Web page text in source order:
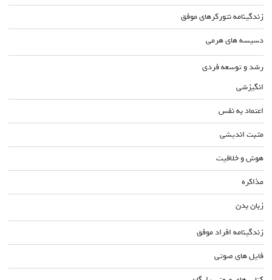
زندگینامه نتورکرهای موفق
دسیسه های هرمی
رشد و توسعه فردی
انگیزشی
اعتماد به نفس
مثبت اندیشی
هوش و خلاقیت
مذاکره
زبان بدن
زندگینامه افراد موفق
فایل های صوتی